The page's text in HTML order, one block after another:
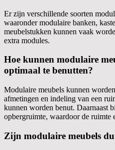
Er zijn verschillende soorten
waaronder modulaire banken,
meubelstukken kunnen vaak
extra modules.
Hoe kunnen modulaire
optimaal te benutten?
Modulaire meubels kunnen
afmetingen en indeling van een
kunnen worden benut. Daarnaast
opbergruimte, waardoor de
Zijn modulaire meubels